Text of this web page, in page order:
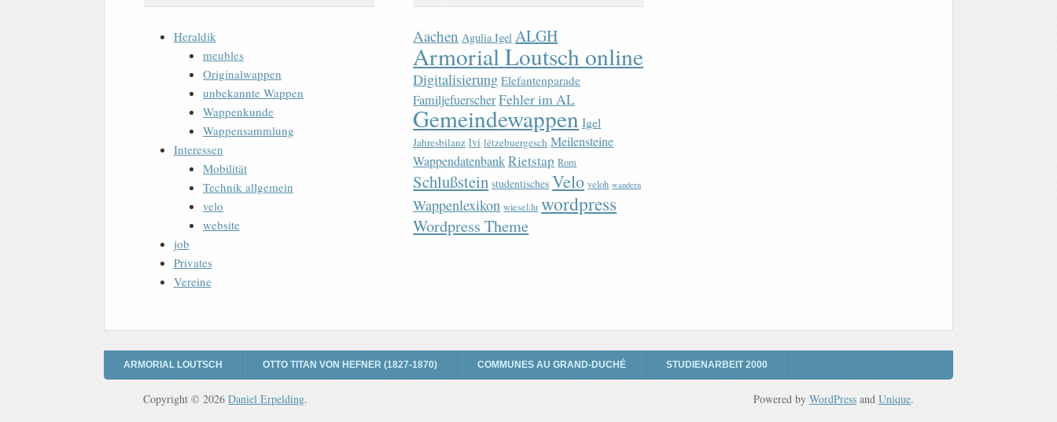
Heraldik
meubles
Originalwappen
unbekannte Wappen
Wappenkunde
Wappensammlung
Interessen
Mobilität
Technik allgemein
velo
website
job
Privates
Vereine
Aachen Agulia Igel ALGH
Armorial Loutsch online
Digitalisierung Elefantenparade
FamiljefuerscherFehler im AL
Gemeindewappen Igel
Jahresbilanz lvi lëtzebuergesch Meilensteine
WappendatenbankRietstap Rom
Schlußstein studentisches Velo veloh wandern
Wappenlexikon wiesel.lu wordpress
Wordpress Theme
ARMORIAL LOUTSCH OTTO TITAN VON HEFNER (1827-1870) COMMUNES AU GRAND-DUCHÉ STUDIENARBEIT 2000
Copyright © 2026 Daniel Erpelding. Powered by WordPress and Unique.